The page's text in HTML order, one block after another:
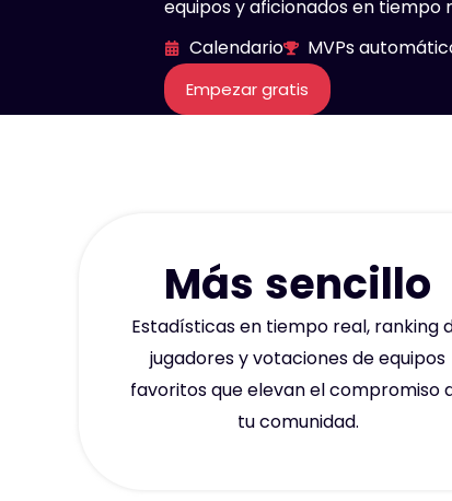
equipos y aficionados en tiempo
Calendario
MVPs
Empezar gratis
Más sencillo
Estadísticas en tiempo real, ranking
jugadores y votaciones de equipos
favoritos que elevan el compromiso
tu comunidad.